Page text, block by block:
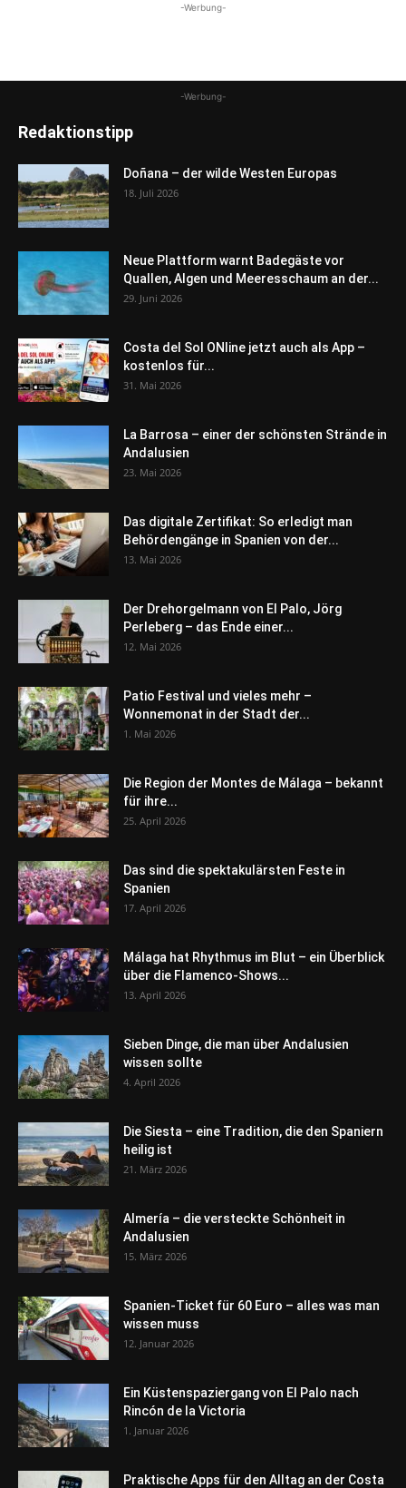
-Werbung-
-Werbung-
Redaktionstipp
Doñana – der wilde Westen Europas
18. Juli 2026
Neue Plattform warnt Badegäste vor
Quallen, Algen und Meeresschaum an der...
29. Juni 2026
Costa del Sol ONline jetzt auch als App –
kostenlos für...
31. Mai 2026
La Barrosa – einer der schönsten Strände in
Andalusien
23. Mai 2026
Das digitale Zertifikat: So erledigt man
Behördengänge in Spanien von der...
13. Mai 2026
Der Drehorgelmann von El Palo, Jörg
Perleberg – das Ende einer...
12. Mai 2026
Patio Festival und vieles mehr –
Wonnemonat in der Stadt der...
1. Mai 2026
Die Region der Montes de Málaga – bekannt
für ihre...
25. April 2026
Das sind die spektakulärsten Feste in
Spanien
17. April 2026
Málaga hat Rhythmus im Blut – ein Überblick
über die Flamenco-Shows...
13. April 2026
Sieben Dinge, die man über Andalusien
wissen sollte
4. April 2026
Die Siesta – eine Tradition, die den Spaniern
heilig ist
21. März 2026
Almería – die versteckte Schönheit in
Andalusien
15. März 2026
Spanien-Ticket für 60 Euro – alles was man
wissen muss
12. Januar 2026
Ein Küstenspaziergang von El Palo nach
Rincón de la Victoria
1. Januar 2026
Praktische Apps für den Alltag an der Costa